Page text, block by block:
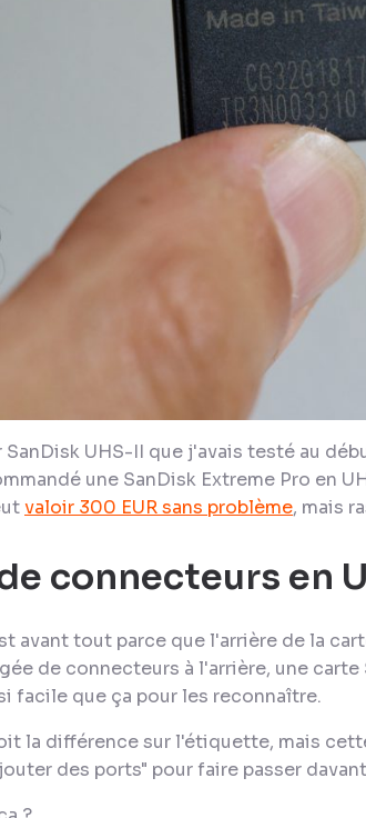
UHS-II que j'avais testé au
une SanDisk Extreme Pro en
valoir 300 EUR sans problème, mais
connecteurs en
avant tout parce que l'arrière de la
de connecteurs à l'arrière, une carte
facile que ça pour les reconnaître.
la différence sur l'étiquette, mais
des ports" pour faire passer